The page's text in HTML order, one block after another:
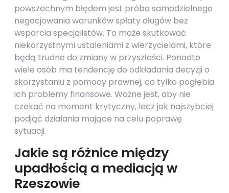
powszechnym błędem jest próba samodzielnego
negocjowania warunków spłaty długów bez
wsparcia specjalistów. To może skutkować
niekorzystnymi ustaleniami z wierzycielami, które
będą trudne do zmiany w przyszłości. Ponadto
wiele osób ma tendencję do odkładania decyzji o
skorzystaniu z pomocy prawnej, co tylko pogłębia
ich problemy finansowe. Ważne jest, aby nie
czekać na moment krytyczny, lecz jak najszybciej
podjąć działania mające na celu poprawę
sytuacji.
Jakie są różnice między
upadłością a mediacją w
Rzeszowie